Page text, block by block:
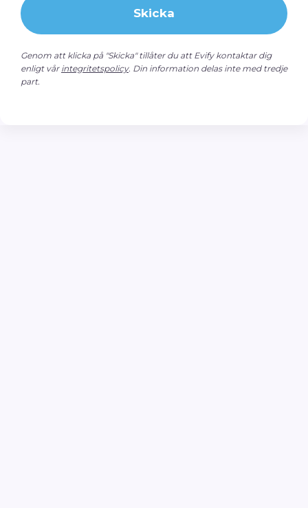
Skicka
Genom att klicka på "Skicka" tillåter du att Evify kontaktar dig
enligt vår integritetspolicy. Din information delas inte med tredje
part.